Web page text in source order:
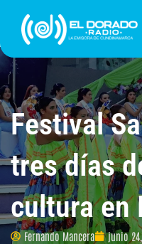
contenido
Festival
tres días
cultura en
Fernando Mancera junio